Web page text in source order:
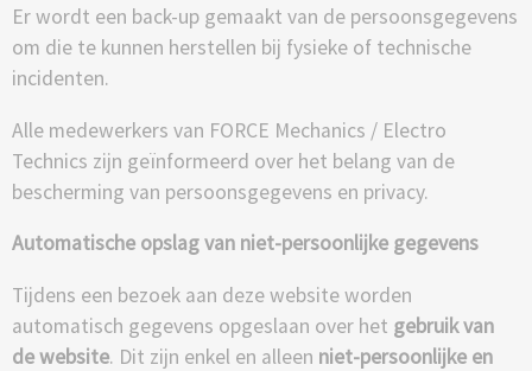
Er wordt een back-up gemaakt van de persoonsgegevens
om die te kunnen herstellen bij fysieke of technische
incidenten.
Alle medewerkers van FORCE Mechanics / Electro
Technics zijn geïnformeerd over het belang van de
bescherming van persoonsgegevens en privacy.
Automatische opslag van niet-persoonlijke gegevens
Tijdens een bezoek aan deze website worden
automatisch gegevens opgeslaan over het gebruik van
de website. Dit zijn enkel en alleen niet-persoonlijke en